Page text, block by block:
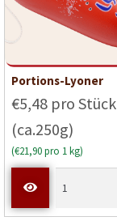
Portions-Lyoner
€5,48 pro Stück
(ca.250g)
(€21,90 pro 1 kg)